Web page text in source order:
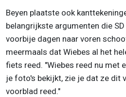
Beyen plaatste ook
belangrijkste argumenten die
voorbije dagen naar voren
meermaals dat Wiebes al het
fiets reed. "Wiebes reed nu met
je foto's bekijkt, zie je dat ze dit
voorblad reed."